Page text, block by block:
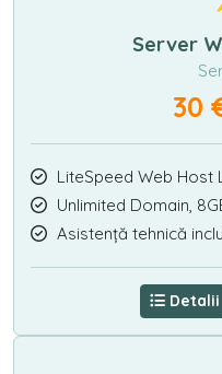
Server
30
LiteSpeed Web Host
Unlimited Domain,
Asistență tehnică
Detalii